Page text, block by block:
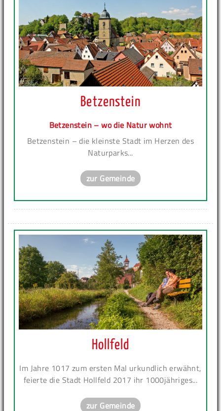
Betzenstein
Betzenstein – wo die Natur wohnt
Betzenstein – die kleinste Stadt im Herzen des
Naturparks...
zur Gemeinde
Hollfeld
Im Jahre 1017 zum ersten Mal urkundlich erwähnt,
feierte die Stadt Hollfeld 2017 ihr 1000jähriges...
zur Gemeinde